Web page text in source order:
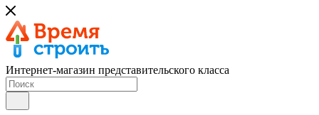
Интернет-магазин представительского класса